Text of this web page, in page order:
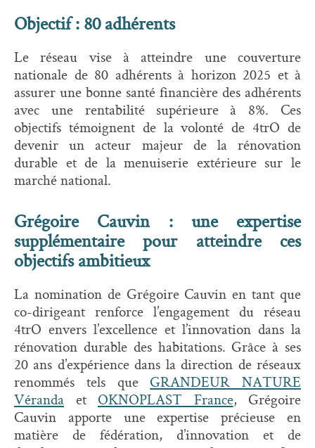
Objectif : 80 adhérents
Le réseau vise à atteindre une couverture
nationale de 80 adhérents à horizon 2025 et à
assurer une bonne santé financière des adhérents
avec une rentabilité supérieure à 8%. Ces
objectifs témoignent de la volonté de 4trO de
devenir un acteur majeur de la rénovation
durable et de la menuiserie extérieure sur le
marché national.
Grégoire Cauvin : une expertise
supplémentaire pour atteindre ces
objectifs ambitieux
La nomination de Grégoire Cauvin en tant que
co-dirigeant renforce l’engagement du réseau
4trO envers l’excellence et l’innovation dans la
rénovation durable des habitations. Grâce à ses
20 ans d’expérience dans la direction de réseaux
renommés tels que GRANDEUR NATURE
Véranda et OKNOPLAST France, Grégoire
Cauvin apporte une expertise précieuse en
matière de fédération, d’innovation et de